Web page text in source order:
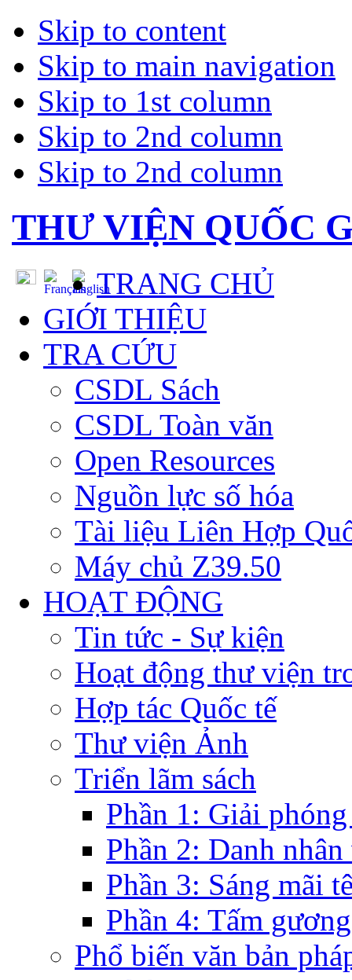
Skip to content
Skip to main navigation
Skip to 1st column
Skip to 2nd column
Skip to 2nd column
THƯ VIỆN QUỐC
TRANG CHỦ
GIỚI THIỆU
TRA CỨU
CSDL Sách
CSDL Toàn văn
Open Resources
Nguồn lực số hóa
Tài liệu Liên Hợp
Máy chủ Z39.50
HOẠT ĐỘNG
Tin tức - Sự kiện
Hoạt động thư viện
Hợp tác Quốc tế
Thư viện Ảnh
Triển lãm sách
Phần 1: Giải
Phần 2: Danh nhân
Phần 3: Sáng mãi
Phần 4: Tấm
Phổ biến văn bản